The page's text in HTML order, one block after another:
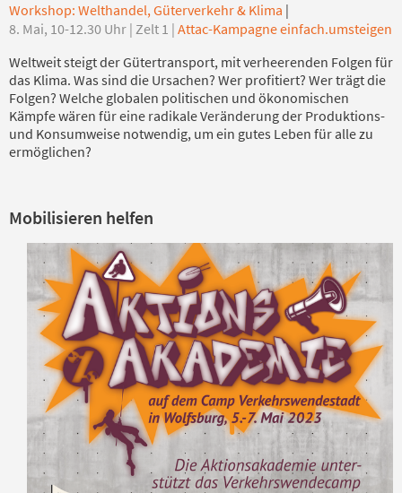
Workshop: Welthandel, Güterverkehr & Klima |
8. Mai, 10-12.30 Uhr | Zelt 1 | Attac-Kampagne einfach.umsteigen
Weltweit steigt der Gütertransport, mit verheerenden Folgen für
das Klima. Was sind die Ursachen? Wer profitiert? Wer trägt die
Folgen? Welche globalen politischen und ökonomischen
Kämpfe wären für eine radikale Veränderung der Produktions-
und Konsumweise notwendig, um ein gutes Leben für alle zu
ermöglichen?
Mobilisieren helfen